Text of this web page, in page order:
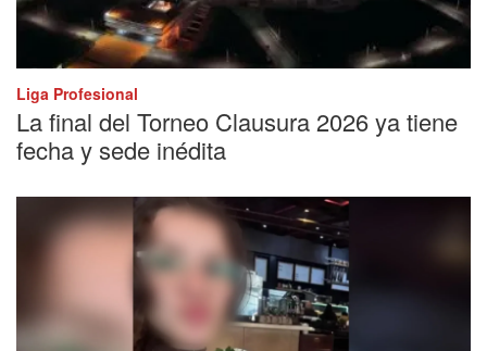
Liga Profesional
La final del Torneo Clausura 2026 ya tiene
fecha y sede inédita